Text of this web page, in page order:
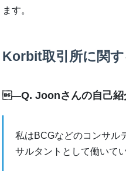
ます。
Korbit取引所に関
―Q. Joonさんの自己紹
私はBCGなどのコンサル
サルタントとして働いて